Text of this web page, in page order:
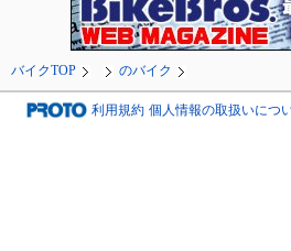
バイクTOP のバイク
利用規約 個人情報の取扱いにつ